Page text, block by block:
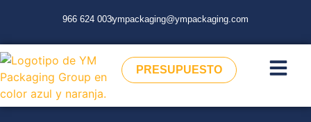
966 624 003ympackaging@ympackaging.com
PRESUPUESTO